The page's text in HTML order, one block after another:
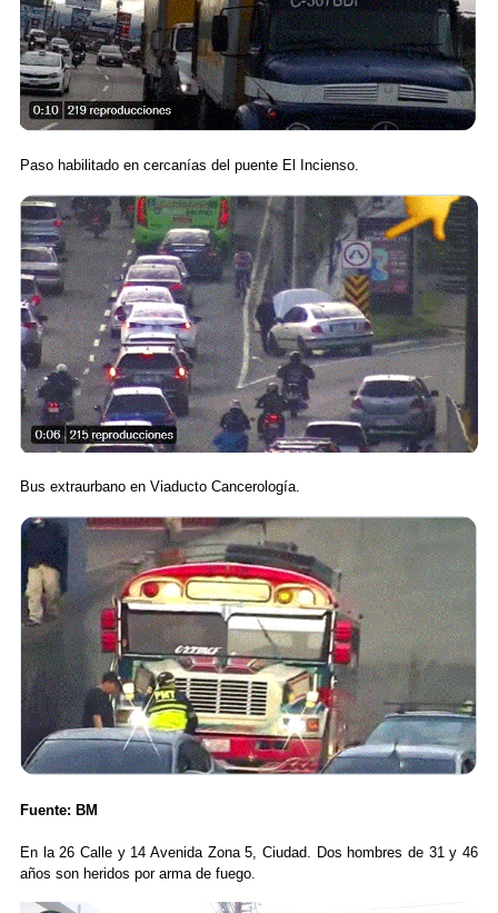
Paso habilitado en cercanías del puente El Incienso.
Bus extraurbano en Viaducto Cancerología.
Fuente: BM
En la 26 Calle y 14 Avenida Zona 5, Ciudad. Dos hombres de 31 y 46
años son heridos por arma de fuego.